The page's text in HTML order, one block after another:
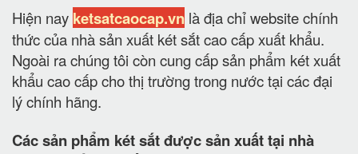
Hiện nay ketsatcaocap.vn là địa chỉ website chính
thức của nhà sản xuất két sắt cao cấp xuất khẩu.
Ngoài ra chúng tôi còn cung cấp sản phẩm két xuất
khẩu cao cấp cho thị trường trong nước tại các đại
lý chính hãng.
Các sản phẩm két sắt được sản xuất tại nhà